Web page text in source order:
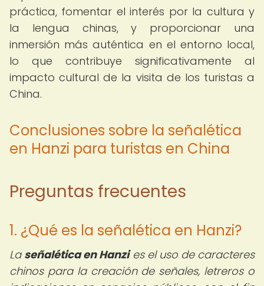
práctica, fomentar el interés por la cultura y
la lengua chinas, y proporcionar una
inmersión más auténtica en el entorno local,
lo que contribuye significativamente al
impacto cultural de la visita de los turistas a
China.
Conclusiones sobre la señalética
en Hanzi para turistas en China
Preguntas frecuentes
1. ¿Qué es la señalética en Hanzi?
La señalética en Hanzies el uso de caracteres
chinos para la creación de señales, letreros o